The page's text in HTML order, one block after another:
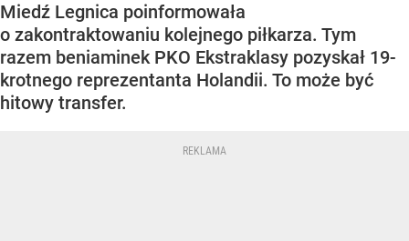
Miedź Legnica poinformowała
o zakontraktowaniu kolejnego piłkarza. Tym
razem beniaminek PKO Ekstraklasy pozyskał 19-
krotnego reprezentanta Holandii. To może być
hitowy transfer.